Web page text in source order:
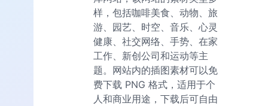
样，包括咖啡美食、动物、旅
游、园艺、时空、音乐、心灵
健康、社交网络、手势、在家
工作、新创公司和运动等主
题。网站内的插图素材可以免
费下载 PNG 格式，适用于个
人和商业用途，下载后可自由